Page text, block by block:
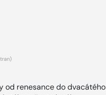
od renesance do dvacátého